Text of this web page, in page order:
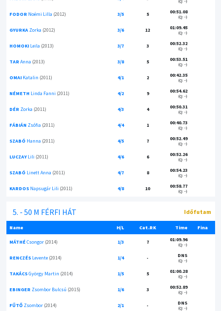
(Q: --)
FODOR Noémi Lilla (2012) 3/5 5 00:51.08
(Q: --)
GYURKAZorka (2012) 3/6 12 01:09.45
(Q: --)
HOMOKILeila (2013) 3/7 3 00:52.32
(Q: --)
TAR Anna (2013) 3/8 5 00:53.51
(Q: --)
OMAIKatalin (2011) 4/1 2 00:42.35
(Q: --)
NÉMETH Linda Fanni (2011) 4/2 9 00:54.62
(Q: --)
DÉR Zorka (2011) 4/3 4 00:50.31
(Q: --)
FÁBIÁN Zsófia (2011) 4/4 1 00:40.73
(Q: --)
SZABÓ Hanna (2011) 4/5 7 00:52.49
(Q: --)
LUCZAYLili (2011) 4/6 6 00:52.26
(Q: --)
SZABÓ Linett Anna (2011) 4/7 8 00:54.23
(Q: --)
KARDOSNapsugár Lili (2011) 4/8 10 00:58.77
(Q: --)
5. - 50 M FÉRFI HÁT Időfutam
Name H/L Cat.RK Time Fina
MÁTHÉCsongor (2014) 1/3 7 01:09.96
(Q: --)
RENCZÉSLevente (2014) 1/4 - DNS
(Q: --)
TAKÁCSGyörgy Martin (2014) 1/5 5 01:00.28
(Q: --)
EBINGER Zsombor Bulcsú (2015) 1/6 3 00:52.89
(Q: --)
FŰTŐZsombor (2014) 2/1 - DNS
(Q: --)